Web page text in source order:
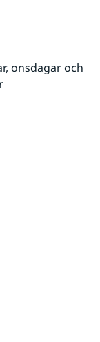
onsdagar och